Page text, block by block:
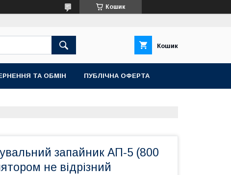
Кошик
Кошик
ТА ОБМІН ПУБЛІЧНА ОФЕРТА
запайник АП-5 (800
не відрізний